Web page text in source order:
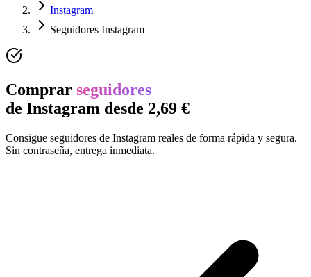
Instagram
Seguidores Instagram
Comprar seguidores
de Instagram desde 2,69 €
Consigue seguidores de Instagram reales de forma rápida y segura.
Sin contraseña, entrega inmediata.